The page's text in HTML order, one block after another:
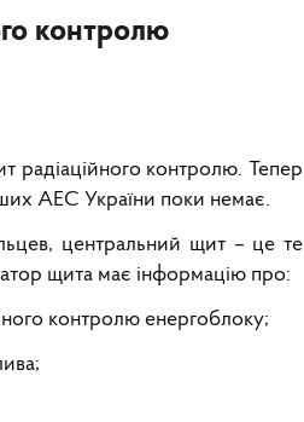
контролю
контролю. Тепер
АЕС України поки немає.
центральний щит – це те
щита має інформацію про:
контролю енергоблоку;